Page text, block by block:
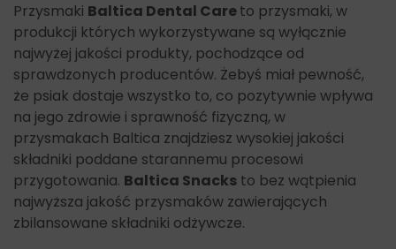
Przysmaki Baltica Dental Careto przysmaki, w
produkcji których wykorzystywane są wyłącznie
najwyżej jakości produkty, pochodzące od
sprawdzonych producentów. Żebyś miał pewność,
że psiak dostaje wszystko to, co pozytywnie wpływa
na jego zdrowie i sprawność fizyczną, w
przysmakach Baltica znajdziesz wysokiej jakości
składniki poddane starannemu procesowi
przygotowania. Baltica Snacks to bez wątpienia
najwyższa jakość przysmaków zawierających
zbilansowane składniki odżywcze.